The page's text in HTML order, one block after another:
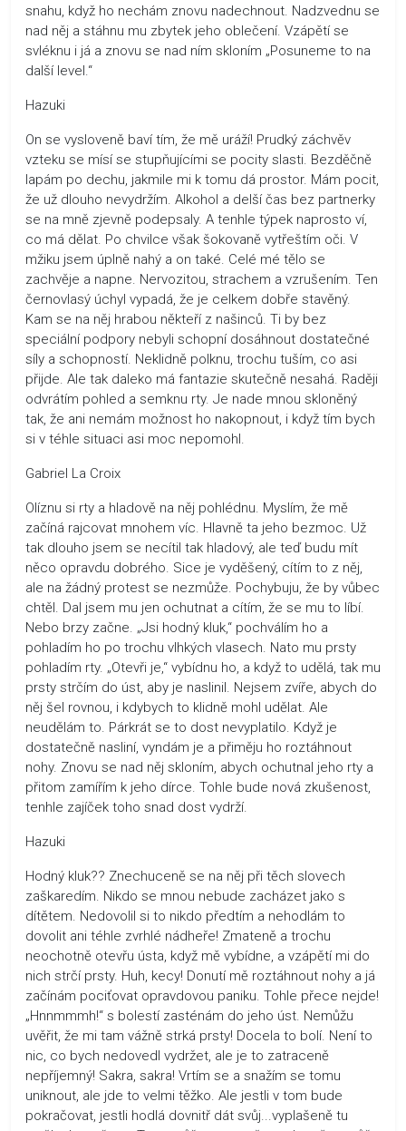
snahu, když ho nechám znovu nadechnout. Nadzvednu se
nad něj a stáhnu mu zbytek jeho oblečení. Vzápětí se
svléknu i já a znovu se nad ním skloním „Posuneme to na
další level.“
Hazuki
On se vysloveně baví tím, že mě uráží! Prudký záchvěv
vzteku se mísí se stupňujícími se pocity slasti. Bezděčně
lapám po dechu, jakmile mi k tomu dá prostor. Mám pocit,
že už dlouho nevydržím. Alkohol a delší čas bez partnerky
se na mně zjevně podepsaly. A tenhle týpek naprosto ví,
co má dělat. Po chvilce však šokovaně vytřeštím oči. V
mžiku jsem úplně nahý a on také. Celé mé tělo se
zachvěje a napne. Nervozitou, strachem a vzrušením. Ten
černovlasý úchyl vypadá, že je celkem dobře stavěný.
Kam se na něj hrabou někteří z našinců. Ti by bez
speciální podpory nebyli schopní dosáhnout dostatečné
síly a schopností. Neklidně polknu, trochu tuším, co asi
přijde. Ale tak daleko má fantazie skutečně nesahá. Raději
odvrátím pohled a semknu rty. Je nade mnou skloněný
tak, že ani nemám možnost ho nakopnout, i když tím bych
si v téhle situaci asi moc nepomohl.
Gabriel La Croix
Olíznu si rty a hladově na něj pohlédnu. Myslím, že mě
začíná rajcovat mnohem víc. Hlavně ta jeho bezmoc. Už
tak dlouho jsem se necítil tak hladový, ale teď budu mít
něco opravdu dobrého. Sice je vyděšený, cítím to z něj,
ale na žádný protest se nezmůže. Pochybuju, že by vůbec
chtěl. Dal jsem mu jen ochutnat a cítím, že se mu to líbí.
Nebo brzy začne. „Jsi hodný kluk,“ pochválím ho a
pohladím ho po trochu vlhkých vlasech. Nato mu prsty
pohladím rty. „Otevři je,“ vybídnu ho, a když to udělá, tak mu
prsty strčím do úst, aby je naslinil. Nejsem zvíře, abych do
něj šel rovnou, i kdybych to klidně mohl udělat. Ale
neudělám to. Párkrát se to dost nevyplatilo. Když je
dostatečně nasliní, vyndám je a přiměju ho roztáhnout
nohy. Znovu se nad něj skloním, abych ochutnal jeho rty a
přitom zamířím k jeho dírce. Tohle bude nová zkušenost,
tenhle zajíček toho snad dost vydrží.
Hazuki
Hodný kluk?? Znechuceně se na něj při těch slovech
zaškaredím. Nikdo se mnou nebude zacházet jako s
dítětem. Nedovolil si to nikdo předtím a nehodlám to
dovolit ani téhle zvrhlé nádheře! Zmateně a trochu
neochotně otevřu ústa, když mě vybídne, a vzápětí mi do
nich strčí prsty. Huh, kecy! Donutí mě roztáhnout nohy a já
začínám pociťovat opravdovou paniku. Tohle přece nejde!
„Hnnmmmh!“ s bolestí zasténám do jeho úst. Nemůžu
uvěřit, že mi tam vážně strká prsty! Docela to bolí. Není to
nic, co bych nedovedl vydržet, ale je to zatraceně
nepříjemný! Sakra, sakra! Vrtím se a snažím se tomu
uniknout, ale jde to velmi těžko. Ale jestli v tom bude
pokračovat, jestli hodlá dovnitř dát svůj...vyplašeně tu